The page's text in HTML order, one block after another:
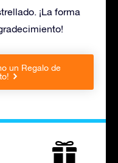
¡La forma
un Regalo de